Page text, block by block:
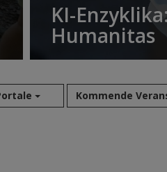
KI-
Humanitas
Kommende